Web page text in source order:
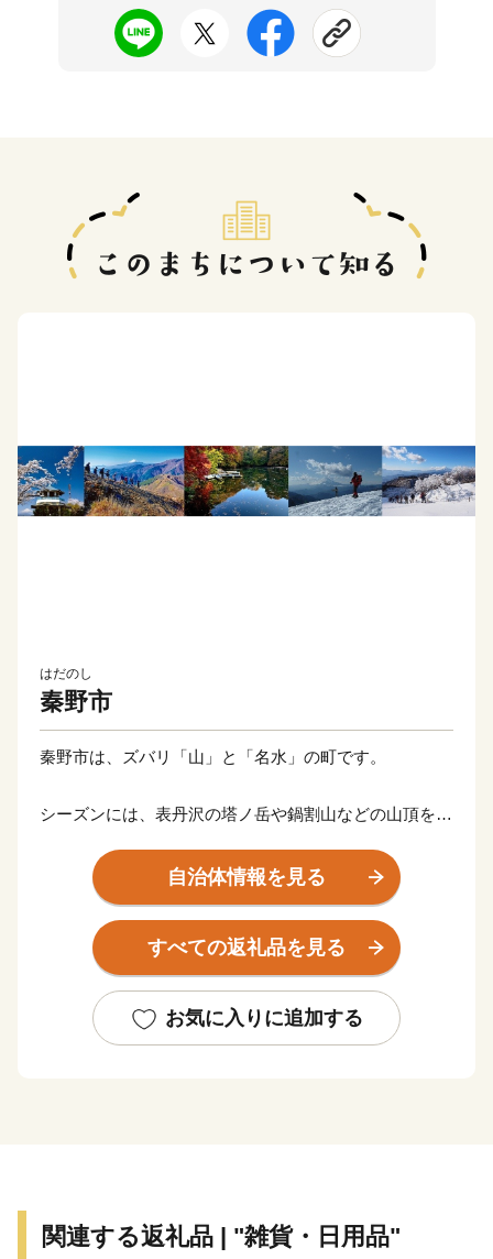
はだのし
秦野市
秦野市は、ズバリ「山」と「名水」の町です。
シーズンには、表丹沢の塔ノ岳や鍋割山などの山頂を目
日本有数のカルシウム含有量を誇る名湯「鶴巻温泉」
は、登山やハイキング後や日々の疲れを癒します。
神奈川県内最長の桜並木「はだの桜みち」のほか、おか
となっている八重桜など、
桜の名所で心に残る景色や甘みの強い名産の落花生など
自治体情報を見る
すべての返礼品を見る
お気に入りに追加する
関連する返礼品 | "雑貨・日用品"